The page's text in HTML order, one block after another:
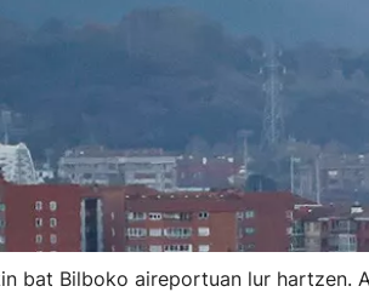
bat Bilboko aireportuan lur hartzen.